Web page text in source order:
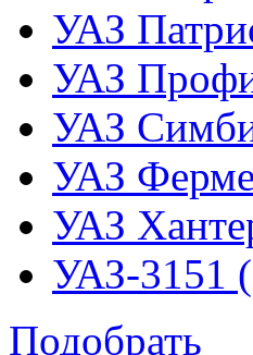
УАЗ
УАЗ
УАЗ
УАЗ
УАЗ
УАЗ-3151
Подобрать